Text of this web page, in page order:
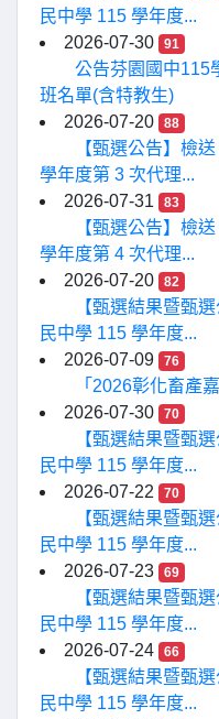
民中學 115 學年度...
2026-07-30
91
公告芬園國中115
班名單(含特教生)
2026-07-20
88
【甄選公告】檢
學年度第 3 次代理...
2026-07-31
83
【甄選公告】檢
學年度第 4 次代理...
2026-07-20
82
【甄選結果暨甄
民中學 115 學年度...
2026-07-09
76
「2026彰化畜產
2026-07-30
70
【甄選結果暨甄
民中學 115 學年度...
2026-07-22
70
【甄選結果暨甄
民中學 115 學年度...
2026-07-23
69
【甄選結果暨甄
民中學 115 學年度...
2026-07-24
66
【甄選結果暨甄
民中學 115 學年度...